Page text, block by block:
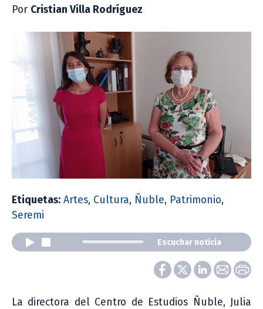
Por Cristian Villa Rodríguez
Etiquetas: Artes, Cultura, Ñuble, Patrimonio,
Seremi
Escuchar noticia
La directora del Centro de Estudios Ñuble, Julia